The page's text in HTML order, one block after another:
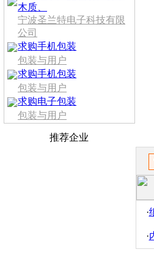
木质、
宁波圣兰特电子科技有限
公司
求购手机包装
包装与用户
求购手机包装
包装与用户
求购电子包装
包装与用户
推荐企业
·
·